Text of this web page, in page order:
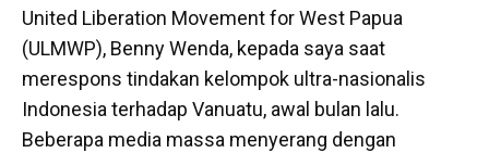
United Liberation Movement for West Papua
(ULMWP), Benny Wenda, kepada saya saat
merespons tindakan kelompok ultra-nasionalis
Indonesia terhadap Vanuatu, awal bulan lalu.
Beberapa media massa menyerang dengan